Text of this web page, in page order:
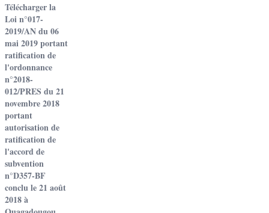
Télécharger la
Loi n°017-
2019/AN du 06
mai 2019 portant
ratification de
l'ordonnance
n°2018-
012/PRES du 21
novembre 2018
portant
autorisation de
ratification de
l'accord de
subvention
n°D357-BF
conclu le 21 août
2018 à